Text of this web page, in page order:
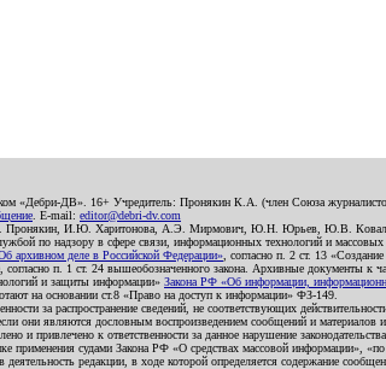
«Дебри-ДВ». 16+ Учредитель: Пронякин К.А. (член Союза
. E-mail: editor@debri-dv.com
К.А. Пронякин, И.Ю. Харитонова, А.Э. Мирмович, Ю.Н. Юрьев,
по надзору в сфере связи, информационных технологий и
архивном деле в Российской Федерации» , согласно п. 2 ст. 13
п. 1 ст. 24 вышеобозначенного закона. Архивные документы к
и защиты информации» Закона РФ «Об информации,
на основании ст.8 «Право на доступ к информации» ФЗ-149.
за распространение сведений, не соответствующих
они являются дословным воспроизведением сообщений и
и привлечено к ответственности за данное нарушение
судами Закона РФ «О средствах массовой информации»,
редакции, в ходе которой определяется содержание